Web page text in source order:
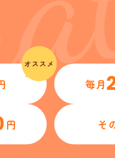
オススメ
毎月
円 そ